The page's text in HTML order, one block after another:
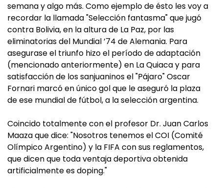
semana y algo más. Como ejemplo de ésto les voy a
recordar la llamada "Selección fantasma" que jugó
contra Bolivia, en la altura de La Paz, por las
eliminatorias del Mundial ’74 de Alemania. Para
asegurase el triunfo hizo el período de adaptación
(mencionado anteriormente) en La Quiaca y para
satisfacción de los sanjuaninos el "Pájaro" Oscar
Fornari marcó en único gol que le aseguró la plaza
de ese mundial de fútbol, a la selección argentina.
Coincido totalmente con el profesor Dr. Juan Carlos
Maaza que dice: "Nosotros tenemos el COI (Comité
Olímpico Argentino) y la FIFA con sus reglamentos,
que dicen que toda ventaja deportiva obtenida
artificialmente es doping."